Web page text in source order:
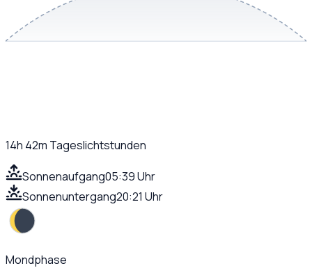
14h 42m Tageslichtstunden
Sonnenaufgang05:39 Uhr
Sonnenuntergang20:21 Uhr
Mondphase